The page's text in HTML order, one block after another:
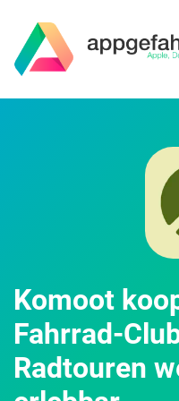
Komoot
Fahrrad-
Radtouren